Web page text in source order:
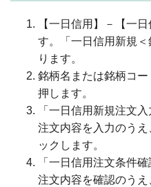
【一日信用】－【一
す。「一日信用新規
ります。
銘柄名または銘柄コ
押します。
「一日信用新規注文
注文内容を入力のう
ックします。
「一日信用注文条件
注文内容を確認のう